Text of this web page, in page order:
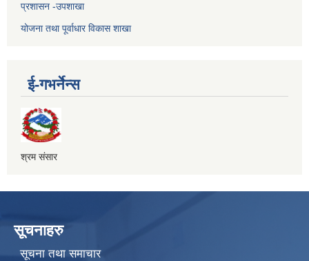
प्रशासन -उपशाखा
योजना तथा पूर्वाधार विकास शाखा
ई-गभर्नेन्स
श्रम संसार
सूचनाहरु
सूचना तथा समाचार